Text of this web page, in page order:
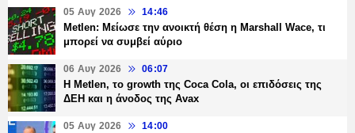
05 Αυγ 2026 14:46
Metlen: Μείωσε την ανοικτή θέση η Marshall Wace, τι
μπορεί να συμβεί αύριο
06 Αυγ 2026 06:07
H Metlen, το growth της Coca Cola, οι επιδόσεις της
ΔΕΗ και η άνοδος της Avax
05 Αυγ 2026 14:00